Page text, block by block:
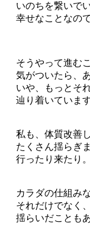
いのちを繋いで
幸せなことなの
そうやって進む
気がついたら、
いや、もっとそ
辿り着いています
私も、体質改善
たくさん揺らぎ
行ったり来たり。
カラダの仕組み
それだけでなく
揺らいだことも